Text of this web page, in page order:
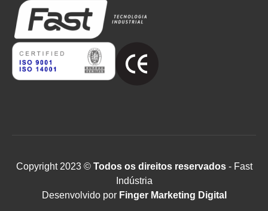
Copyright 2023 ©Todos os direitos reservados- Fast
Indústria
Desenvolvido por Finger Marketing Digital